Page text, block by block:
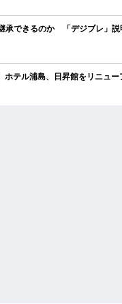
承できるのか 「デジブレ」説
テル浦島、日昇館をリニュー